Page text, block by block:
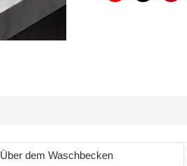
Über dem Waschbecken